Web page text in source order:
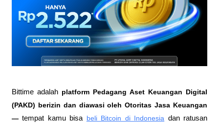
Bittime adalah platform Pedagang Aset Keuangan Digital
(PAKD) berizin dan diawasi oleh Otoritas Jasa Keuangan
— tempat kamu bisa beli Bitcoin di Indonesia dan ratusan